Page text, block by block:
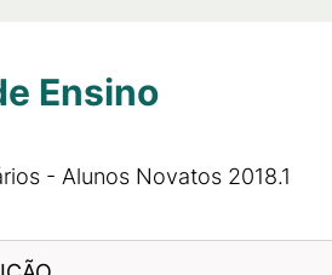
Ensino
- Alunos Novatos 2018.1